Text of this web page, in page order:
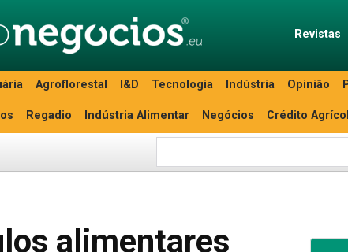
Revistas
Agroflorestal I&D Tecnologia Indústria Opinião
Regadio Indústria Alimentar Negócios Crédito
alimentares